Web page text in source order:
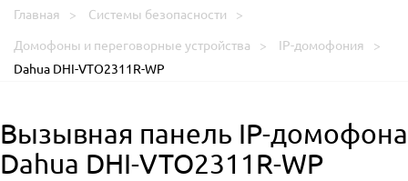
Главная
Системы безопасности
Домофоны и переговорные устройства
IP-домофония
Dahua DHI-VTO2311R-WP
Вызывная панель IP-домофона
Dahua DHI-VTO2311R-WP